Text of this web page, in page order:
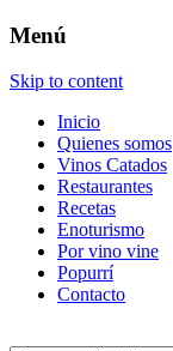
Menú
Skip to content
Inicio
Quienes somos
Vinos Catados
Restaurantes
Recetas
Enoturismo
Por vino vine
Popurrí
Contacto